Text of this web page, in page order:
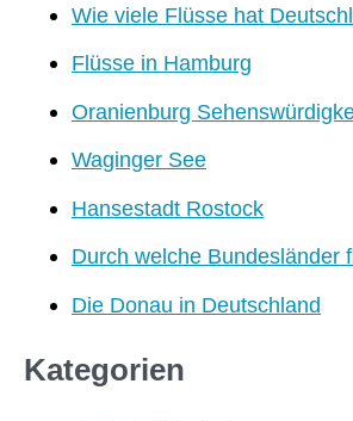
Wie viele Flüsse hat
Flüsse in Hamburg
Oranienburg
Waginger See
Hansestadt Rostock
Durch welche Bundesländer
Die Donau in Deutschland
Kategorien